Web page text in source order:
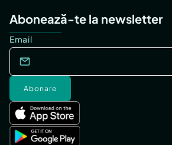
Abonează-te la newsletter
Email
Abonare